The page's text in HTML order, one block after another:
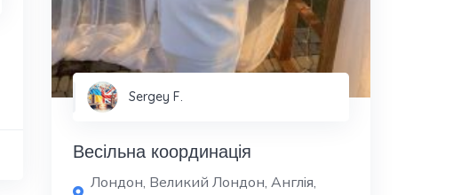
Sergey F.
Весільна координація
Лондон, Великий Лондон, Англія,